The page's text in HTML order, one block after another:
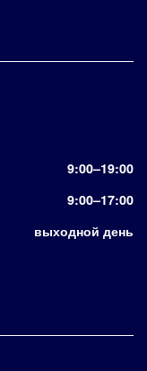
9:00–19:00
9:00–17:00
выходной день